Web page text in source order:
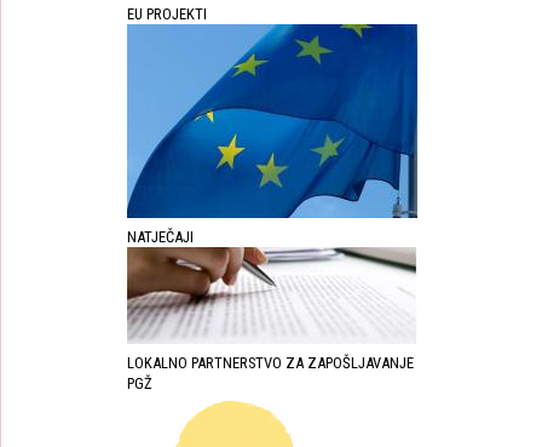
EU PROJEKTI
NATJEČAJI
LOKALNO PARTNERSTVO ZA ZAPOŠLJAVANJE
PGŽ